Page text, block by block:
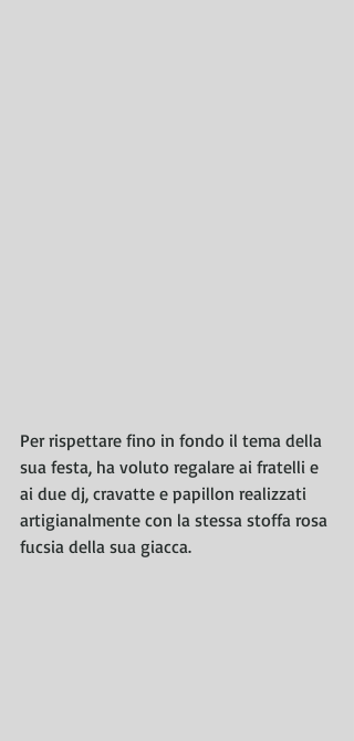
Per rispettare fino in fondo il tema della
sua festa, ha voluto regalare ai fratelli e
ai due dj, cravatte e papillon realizzati
artigianalmente con la stessa stoffa rosa
fucsia della sua giacca.